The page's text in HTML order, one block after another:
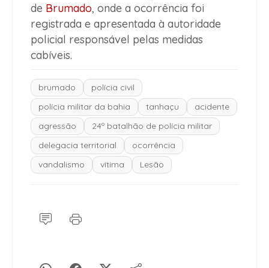
de Brumado, onde a ocorrência foi
registrada e apresentada à autoridade
policial responsável pelas medidas
cabíveis.
brumado
polícia civil
polícia militar da bahia
tanhaçu
acidente
agressão
24º batalhão de polícia militar
delegacia territorial
ocorrência
vandalismo
vítima Lesão